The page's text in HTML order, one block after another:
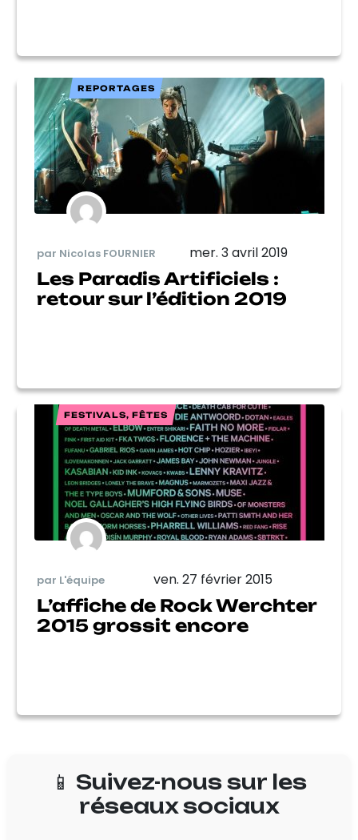
REPORTAGES
par Nicolas FOURNIER mer. 3 avril 2019
Les Paradis Artificiels :
retour sur l’édition 2019
FESTIVALS, FÊTES
par L'équipe ven. 27 février 2015
L’affiche de Rock Werchter
2015 grossit encore
📱 Suivez-nous sur les
réseaux sociaux